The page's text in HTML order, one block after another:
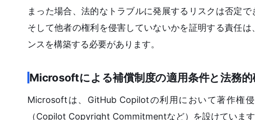
まった場合、法的なトラブルに発展するリスクは否定
そして他者の権利を侵害していないかを証明する責任
ンスを構築する必要があります。
Microsoftによる補償制度の適用条件と法務的
Microsoftは、GitHub Copilotの利用において著作権
（Copilot Copyright Commitmentなど）を設けていま